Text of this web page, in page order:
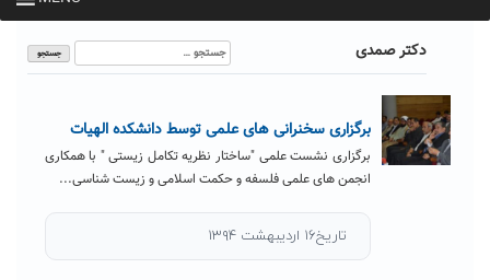
دکتر صمدی
جستجو
برای:
برگزاری سخنرانی های علمی توسط دانشکده الهیات
برگزاری نشست علمی "ساختار نظریه تکامل زیستی " با همکاری
انجمن های علمی فلسفه و حکمت اسلامی و زیست شناسی...
تاریخ۱۶ اردیبهشت ۱۳۹۴